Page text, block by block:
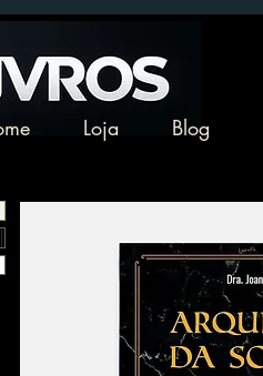
Loja Blog